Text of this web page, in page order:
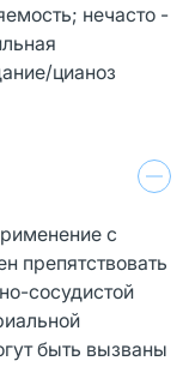
нечасто -
цианоз
с
препятствовать
сосудистой
быть вызваны